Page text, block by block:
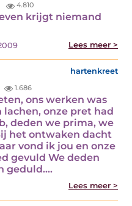
4.810
krijgt niemand
Lees meer >
hartenkreet
1.686
ons werken was
onze pret had
deden we prima, we
het ontwaken dacht
vond ik jou en onze
gevuld We deden
geduld.…
Lees meer >